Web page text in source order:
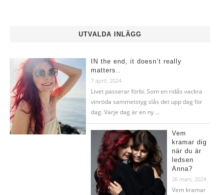
UTVALDA INLÄGG
IN the end, it doesn’t really
matters..
7 april, 2024
Livet passerar förbi. Som en ridås vackra
vinröda sammetstyg slås det upp dag för
dag. Varje dag är en ny …
Vem
kramar dig
när du är
ledsen
Anna?
26 mars, 2024
Vem kramar